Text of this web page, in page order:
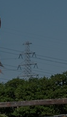
nodig.
een